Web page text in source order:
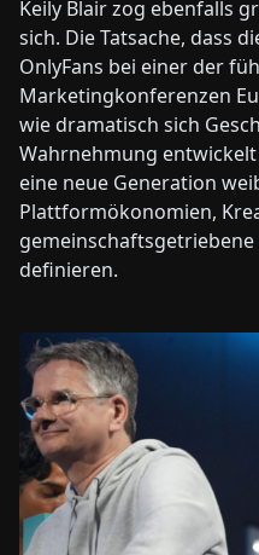
Keily Blair zog ebenfalls
sich. Die Tatsache, dass
OnlyFans bei einer der
Marketingkonferenzen
wie dramatisch sich
Wahrnehmung
eine neue Generation
Plattformökonomien,
definieren.